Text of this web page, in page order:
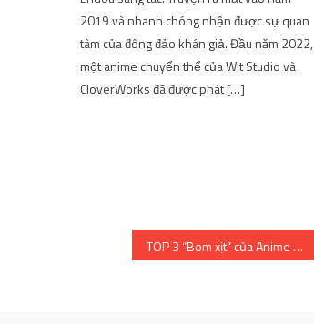
2019 và nhanh chóng nhận được sự quan
tâm của đông đảo khán giả. Đầu năm 2022,
một anime chuyển thể của Wit Studio và
CloverWorks đã được phát […]
TOP 3 “Bom xịt” của Anime mùa hè 2022